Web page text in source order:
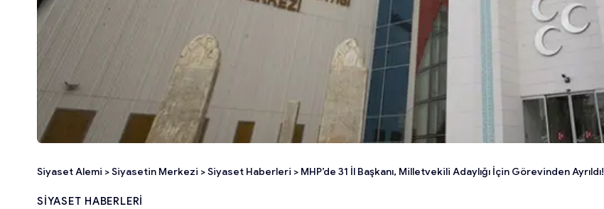
Siyaset Alemi >Siyasetin Merkezi >Siyaset Haberleri > MHP’de 31 İl Başkanı, Milletvekili Adaylığı İçin Görevinden Ayrıldı!
SIYASET HABERLERI